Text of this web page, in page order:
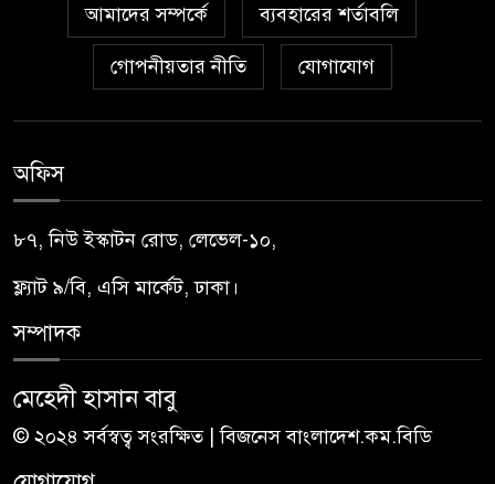
আমাদের সম্পর্কে ব্যবহারের শর্তাবলি
গোপনীয়তার নীতি যোগাযোগ
অফিস
৮৭, নিউ ইস্কাটন রোড, লেভেল-১০,
ফ্ল্যাট ৯/বি, এসি মার্কেট, ঢাকা।
সম্পাদক
মেহেদী হাসান বাবু
© ২০২৪ সর্বস্বত্ব সংরক্ষিত | বিজনেস বাংলাদেশ.কম.বিডি